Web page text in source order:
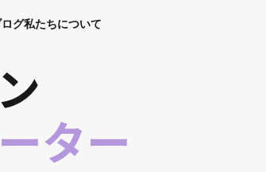
グ私たちについて
ター